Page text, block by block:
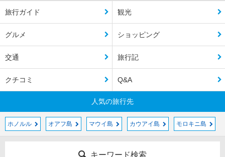
旅行ガイド 観光
グルメ ショッピング
交通 旅行記
クチコミ Q&A
人気の旅行先
ホノルル オアフ島 マウイ島 カウアイ島 モロキニ島
キーワード検索